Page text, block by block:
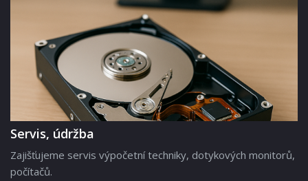
Servis, údržba
Zajišťujeme servis výpočetní techniky, dotykových monitorů,
počítačů.